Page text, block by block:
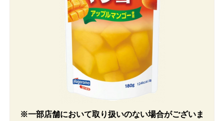
※一部店舗において取り扱いのない場合がございま